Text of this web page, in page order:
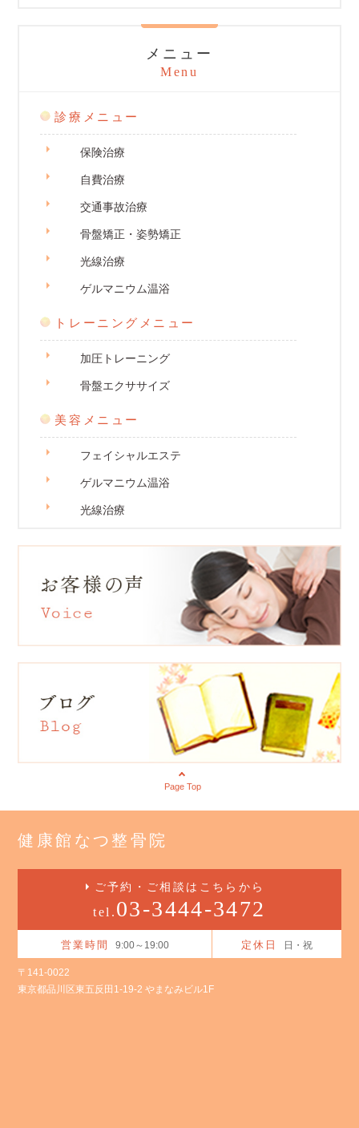
メニュー
Menu
診療メニュー
保険治療
自費治療
交通事故治療
骨盤矯正・姿勢矯正
光線治療
ゲルマニウム温浴
トレーニングメニュー
加圧トレーニング
骨盤エクササイズ
美容メニュー
フェイシャルエステ
ゲルマニウム温浴
光線治療
Page Top
健康館なつ整骨院
ご予約・ご相談はこちらから
tel. 03-3444-3472
営業時間 9:00～19:00 定休日 日・祝
〒141-0022
東京都品川区東五反田1-19-2 やまなみビル1F